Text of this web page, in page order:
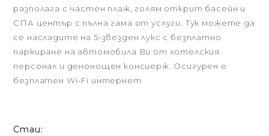
разполага с частен плаж, голям открит басейн и
СПА център с пълна гама от услуги. Тук можете да
се насладите на 5-звезден лукс с безплатно
паркиране на автомобила Ви от хотелския
персонал и денонощен консиерж. Осигурен е
безплатен Wi-Fi интернет
Стаи: